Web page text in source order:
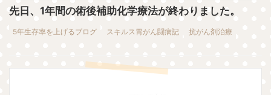
先日、1年間の術後補助化学療法が終わりました。
5年生存率を上げるブログ スキルス胃がん闘病記 抗がん剤治療